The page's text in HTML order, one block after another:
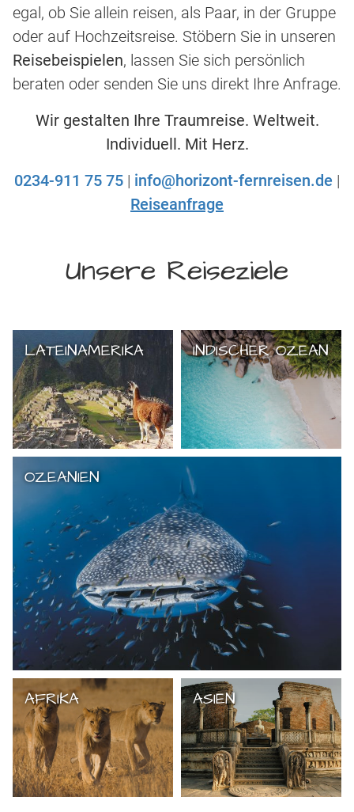
egal, ob Sie allein reisen, als Paar, in der Gruppe
oder auf Hochzeitsreise. Stöbern Sie in unseren
Reisebeispielen, lassen Sie sich persönlich
beraten oder senden Sie uns direkt Ihre Anfrage.
Wir gestalten Ihre Traumreise. Weltweit.
Individuell. Mit Herz.
0234-911 75 75 | info@horizont-fernreisen.de |
Reiseanfrage
Unsere Reiseziele
LATEINAMERIKA INDISCHER OZEAN
OZEANIEN
AFRIKA ASIEN